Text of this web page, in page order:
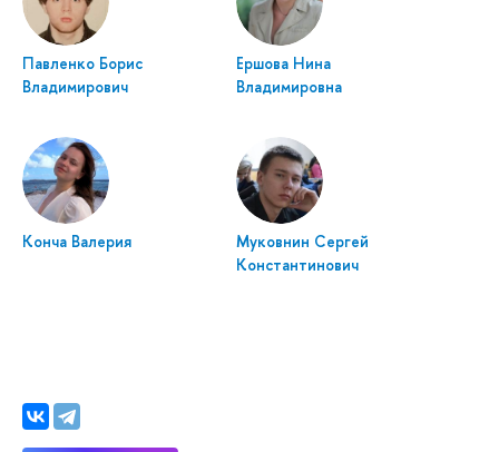
Павленко Борис
Владимирович
Ершова Нина
Владимировна
Конча Валерия
Муковнин Сергей
Константинович